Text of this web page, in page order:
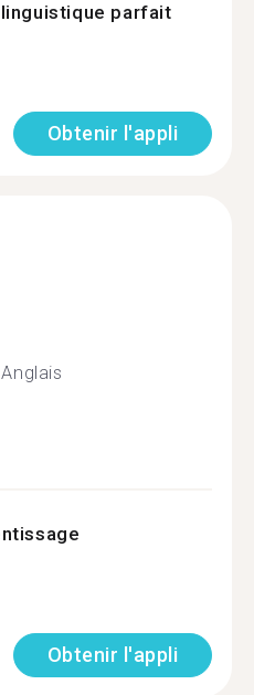
parfait
Obtenir l'appli
Anglais
Obtenir l'appli